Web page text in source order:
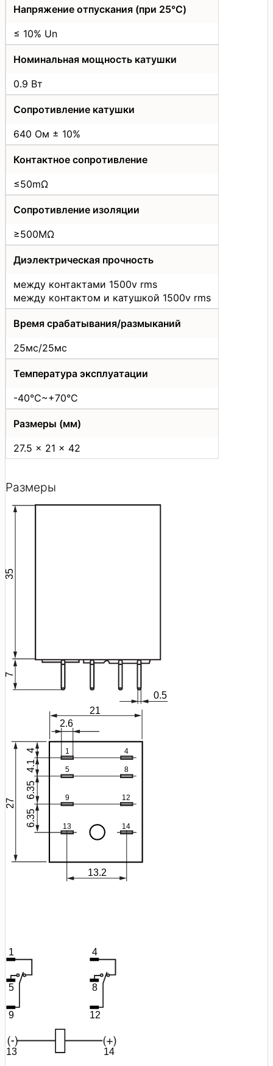
Напряжение отпускания (при 25°C)
≤ 10% Un
Номинальная мощность катушки
0.9 Вт
Сопротивление катушки
640 Ом ± 10%
Контактное сопротивление
≤50mΩ
Сопротивление изоляции
≥500MΩ
Диэлектрическая прочность
между контактами 1500v rms
между контактом и катушкой 1500v rms
Время срабатывания/размыканий
25мс/25мс
Температура эксплуатации
-40°С~+70°C
Размеры (мм)
27.5 x 21 x 42
Размеры